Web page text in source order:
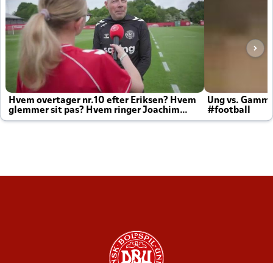
Hvem overtager nr.10 efter Eriksen? Hvem
glemmer sit pas? Hvem ringer Joachim
altid til efter kampe?
Ung vs.
#football